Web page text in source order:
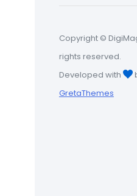
Copyright ©
rights reserved.
Developed with
GretaThemes